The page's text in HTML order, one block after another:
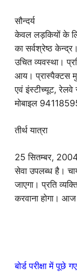
सौन्दर्य
केवल लड़कियों के
का सर्वश्रेष्ठ
उचित व्यवस्था।
आय। प्रास्पैक्टस
एवं इंस्टीच्यूट,
मोबाइल
तीर्थ यात्रा
25 सितम्बर, 2004
सेवा उपलब्ध है।
जाएगा। प्रति
करवाना होगा।
बोर्ड परीक्षा में पूछे